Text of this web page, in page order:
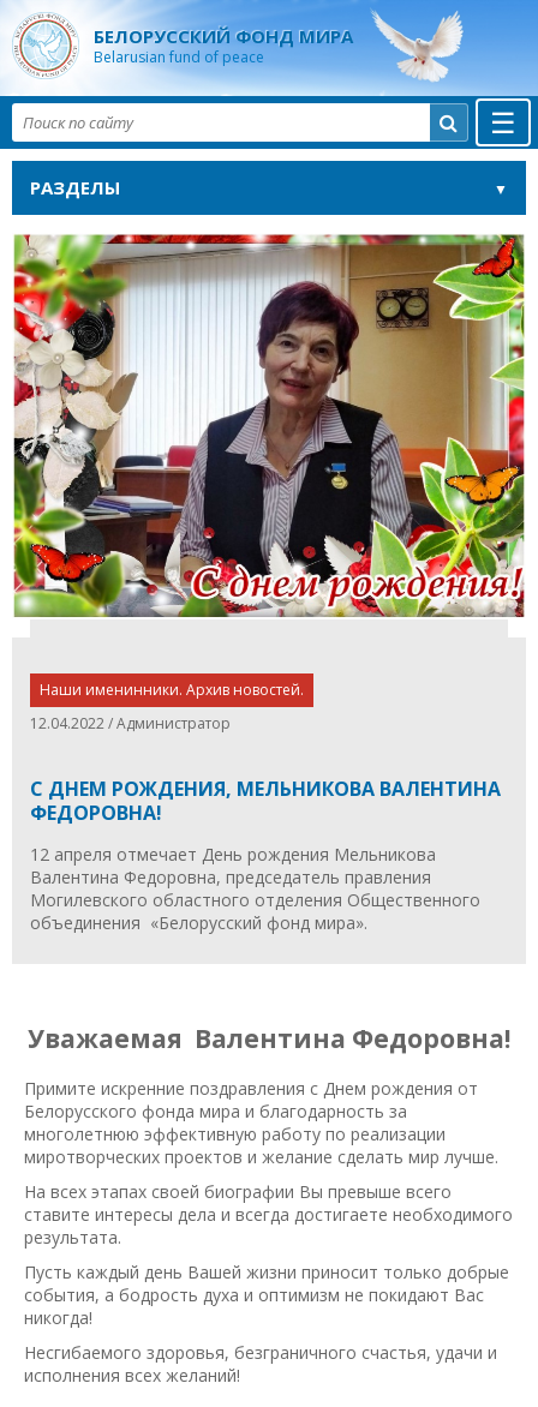
БЕЛОРУССКИЙ ФОНД МИРА
Belarusian fund of peace
☰

РАЗДЕЛЫ
Наши именинники. Архив новостей.
12.04.2022 / Администратор
С ДНЕМ РОЖДЕНИЯ, МЕЛЬНИКОВА ВАЛЕНТИНА
ФЕДОРОВНА!
12 апреля отмечает День рождения Мельникова
Валентина Федоровна, председатель правления
Могилевского областного отделения Общественного
объединения «Белорусский фонд мира».
Уважаемая Валентина Федоровна!
Примите искренние поздравления с Днем рождения от
Белорусского фонда мира и благодарность за
многолетнюю эффективную работу по реализации
миротворческих проектов и желание сделать мир лучше.
На всех этапах своей биографии Вы превыше всего
ставите интересы дела и всегда достигаете необходимого
результата.
Пусть каждый день Вашей жизни приносит только добрые
события, а бодрость духа и оптимизм не покидают Вас
никогда!
Несгибаемого здоровья, безграничного счастья, удачи и
исполнения всех желаний!